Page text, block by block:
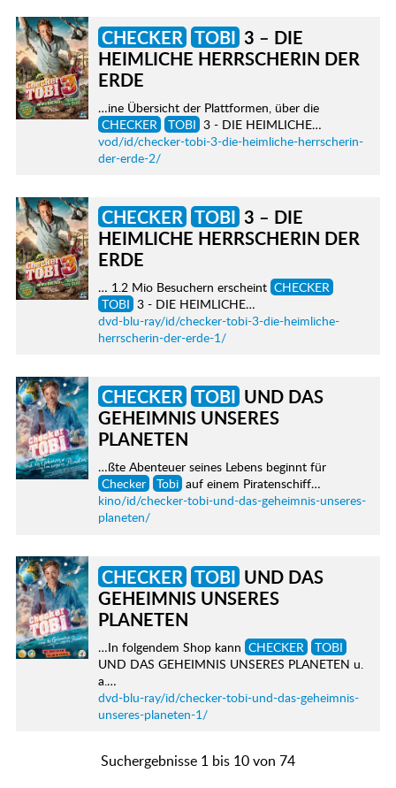
CHECKER TOBI3 – DIE
HEIMLICHE HERRSCHERIN DER
ERDE
…ine Übersicht der Plattformen, über die
CHECKER
TOBI 3 - DIE HEIMLICHE…
vod/id/checker-tobi-3-die-heimliche-herrscherin-
der-erde-2/
CHECKER TOBI3 – DIE
HEIMLICHE HERRSCHERIN DER
ERDE
… 1.2 Mio Besuchern erscheint CHECKER
TOBI 3 - DIE HEIMLICHE…
dvd-blu-ray/id/checker-tobi-3-die-heimliche-
herrscherin-der-erde-1/
CHECKER TOBIUND DAS
GEHEIMNIS UNSERES
PLANETEN
…ßte Abenteuer seines Lebens beginnt für
Checker
Tobi auf einem Piratenschiff…
kino/id/checker-tobi-und-das-geheimnis-unseres-
planeten/
CHECKER TOBIUND DAS
GEHEIMNIS UNSERES
PLANETEN
…In folgendem Shop kann CHECKER
TOBI
UND DAS GEHEIMNIS UNSERES PLANETEN u.
a.…
dvd-blu-ray/id/checker-tobi-und-das-geheimnis-
unseres-planeten-1/
Suchergebnisse 1 bis 10 von 74